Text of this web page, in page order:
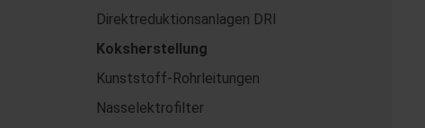
Direktreduktionsanlagen DRI
Koksherstellung
Kunststoff-Rohrleitungen
Nasselektrofilter